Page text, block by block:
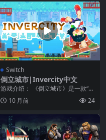
Switch
倒立城市|Invercity中文
游戏介绍： 《倒立城市》是一款“重
力反转益智游戏”，玩家要透过“倒
立”和“世界反...
10 月前 24